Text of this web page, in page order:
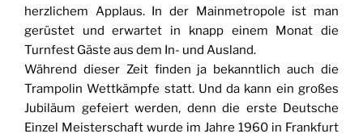
herzlichem Applaus. In der Mainmetropole ist man
gerüstet und erwartet in knapp einem Monat die
Turnfest Gäste aus dem In- und Ausland.
Während dieser Zeit finden ja bekanntlich auch die
Trampolin Wettkämpfe statt. Und da kann ein großes
Jubiläum gefeiert werden, denn die erste Deutsche
Einzel Meisterschaft wurde im Jahre 1960 in Frankfurt